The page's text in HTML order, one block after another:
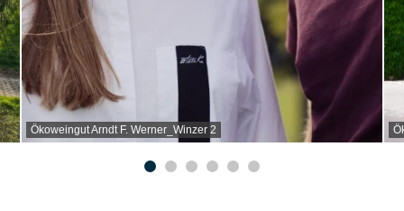
Ökoweingut Arndt F. Werner_Winzer 2